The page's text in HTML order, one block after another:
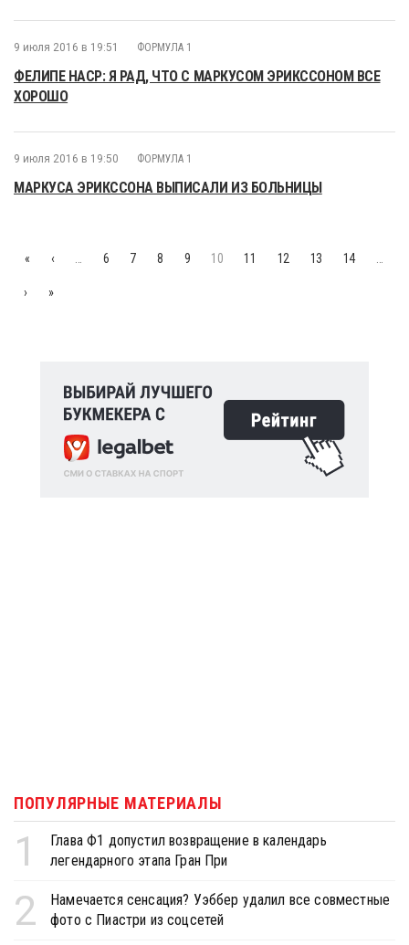
9 июля 2016 в 19:51 ФОРМУЛА 1
ФЕЛИПЕ НАСР: Я РАД, ЧТО С МАРКУСОМ ЭРИКССОНОМ ВСЕ
ХОРОШО
9 июля 2016 в 19:50 ФОРМУЛА 1
МАРКУСА ЭРИКССОНА ВЫПИСАЛИ ИЗ БОЛЬНИЦЫ
« ‹ 6 7 8 9 10 11 12 13 14
› »
ПОПУЛЯРНЫЕ МАТЕРИАЛЫ
1
Глава Ф1 допустил возвращение в календарь
легендарного этапа Гран При
2
Намечается сенсация? Уэббер удалил все совместные
фото с Пиастри из соцсетей